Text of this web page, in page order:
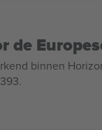
de
binnen